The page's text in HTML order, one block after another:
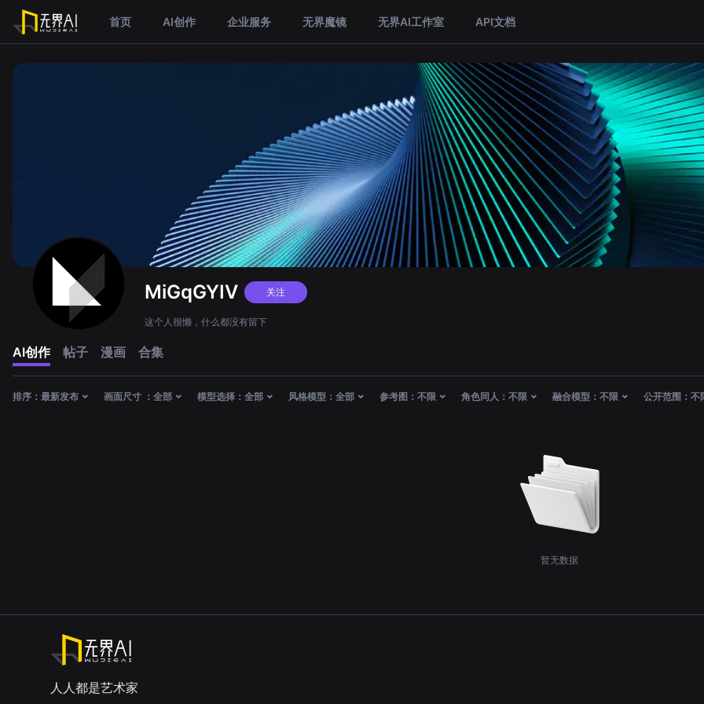
首页 AI创作 企业服务 无界魔镜 无界AI工作室 API文档
MiGqGYIV 关注
这个人很懒，什么都没有留下
AI创作 帖子 漫画 合集
排序： 最新发布 画面尺寸 ： 全部 模型选择： 全部 风格模型： 全部 参考图： 不限 角色同人： 不限 融合模型： 不限 公开范围： 不
暂无数据
人人都是艺术家